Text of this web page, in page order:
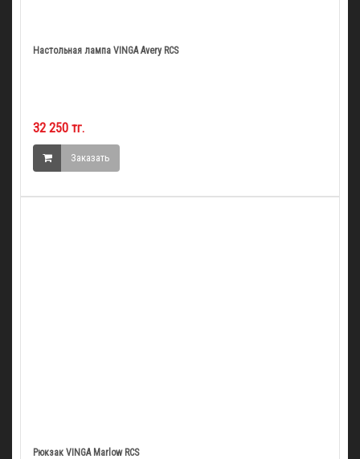
Настольная лампа VINGA Avery RCS
32 250 тг.
Заказать
Рюкзак VINGA Marlow RCS